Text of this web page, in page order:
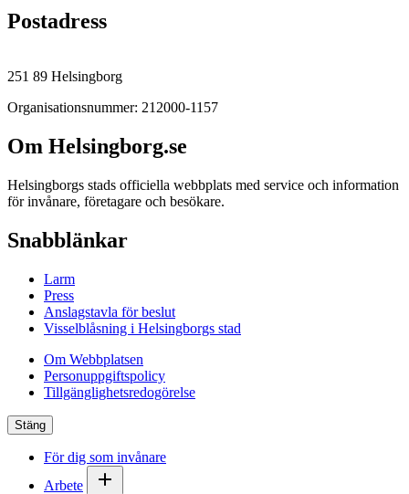
Postadress
251 89 Helsingborg
Organisationsnummer: 212000-1157
Om Helsingborg.se
Helsingborgs stads officiella webbplats med service och information
för invånare, företagare och besökare.
Snabblänkar
Larm
Press
Anslagstavla för beslut
Visselblåsning i Helsingborgs stad
Om Webbplatsen
Personuppgiftspolicy
Tillgänglighetsredogörelse
Stäng
För dig som invånare
Arbete